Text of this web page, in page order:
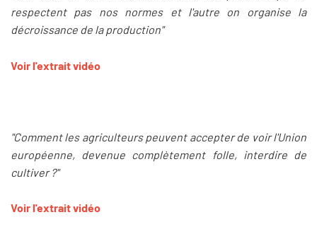
respectent pas nos normes et l'autre on organise la
décroissance de la production"
Voir l'extrait vidéo
"Comment les agriculteurs peuvent accepter de voir l'Union
européenne, devenue complètement folle, interdire de
cultiver ?"
Voir l'extrait vidéo